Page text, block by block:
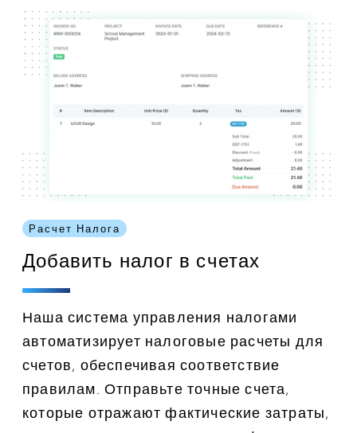
Расчет Налога
Добавить налог в счетах
Наша система управления налогами
автоматизирует налоговые расчеты для
счетов, обеспечивая соответствие
правилам. Отправьте точные счета,
которые отражают фактические затраты,